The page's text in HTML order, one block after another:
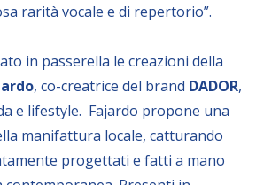
rarità vocale e di repertorio”.
in passerella le creazioni della
, co-creatrice del brand DADOR,
e lifestyle. Fajardo propone una
manifattura locale, catturando
progettati e fatti a mano